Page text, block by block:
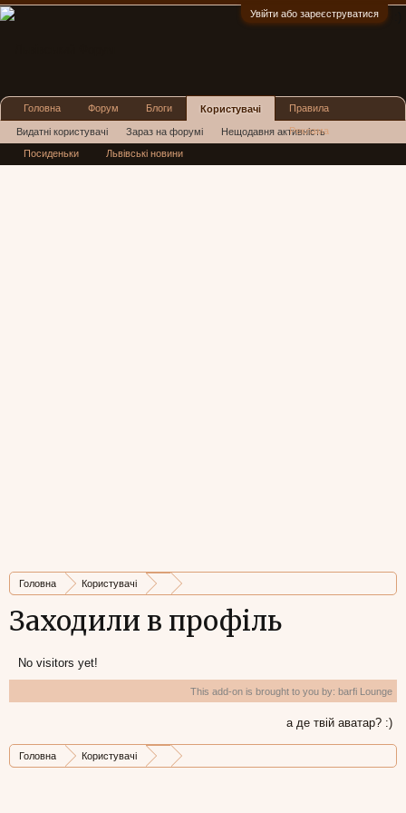
Увійти або зареєструватися
Головна Користувачі
Заходили в профіль
No visitors yet!
This add-on is brought to you by: barfi Lounge
а де твій аватар? :)
Головна Користувачі
Головна Форум Блоги Користувачі
Видатні користувачі Зараз на форумі Нещодавня активність
Нові повідомлення профілю
Правила
Реклама
Посиденьки Львівські новини